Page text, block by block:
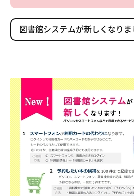
図書館システムが新しくなりま